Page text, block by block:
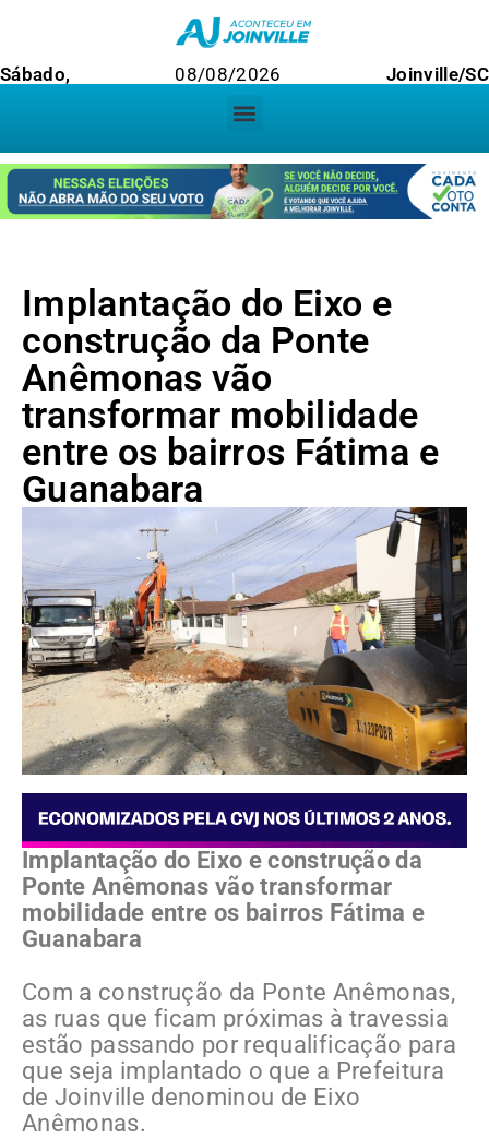
Sábado, 08/08/2026 Joinville/SC
Implantação do Eixo e
construção da Ponte
Anêmonas vão
transformar mobilidade
entre os bairros Fátima e
Guanabara
Implantação do Eixo e construção da
Ponte Anêmonas vão transformar
mobilidade entre os bairros Fátima e
Guanabara
Com a construção da Ponte Anêmonas,
as ruas que ficam próximas à travessia
estão passando por requalificação para
que seja implantado o que a Prefeitura
de Joinville denominou de Eixo
Anêmonas.